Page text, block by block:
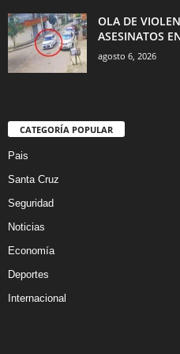
OLA DE
ASESINATOS
agosto 6, 2026
CATEGORÍA POPULAR
Pais
Santa Cruz
Seguridad
Noticias
Economía
Deportes
Internacional